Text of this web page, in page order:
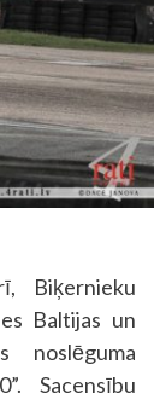
Biķernieku
Baltijas un
noslēguma
Sacensību